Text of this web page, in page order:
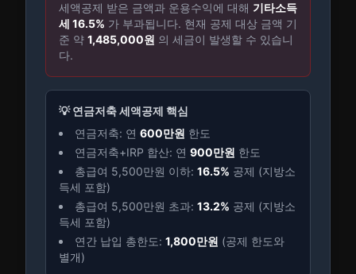
세액공제 받은 금액과 운용수익에 대해 기타소득
세 16.5% 가 부과됩니다. 현재 공제 대상 금액 기
준 약 1,485,000원 의 세금이 발생할 수 있습니
다.
💡 연금저축 세액공제 핵심
연금저축: 연 600만원 한도
연금저축+IRP 합산: 연 900만원 한도
총급여 5,500만원 이하: 16.5% 공제 (지방소
득세 포함)
총급여 5,500만원 초과: 13.2% 공제 (지방소
득세 포함)
연간 납입 총한도: 1,800만원 (공제 한도와
별개)